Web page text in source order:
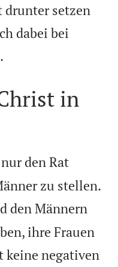
drunter setzen
dabei bei
in
den Rat
zu stellen.
den Männern
ihre Frauen
keine negativen